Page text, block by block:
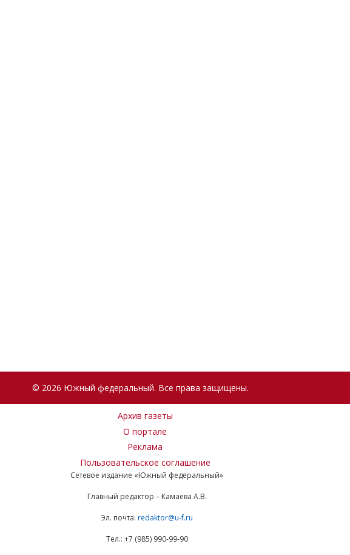
© 2026 Южный федеральный. Все права защищены.
Архив газеты
О портале
Реклама
Пользовательское соглашение
Сетевое издание «Южный федеральный»
Главный редактор – Камаева А.В.
Эл. почта: redaktor@u-f.ru
Тел.: +7 (985) 990-99-90